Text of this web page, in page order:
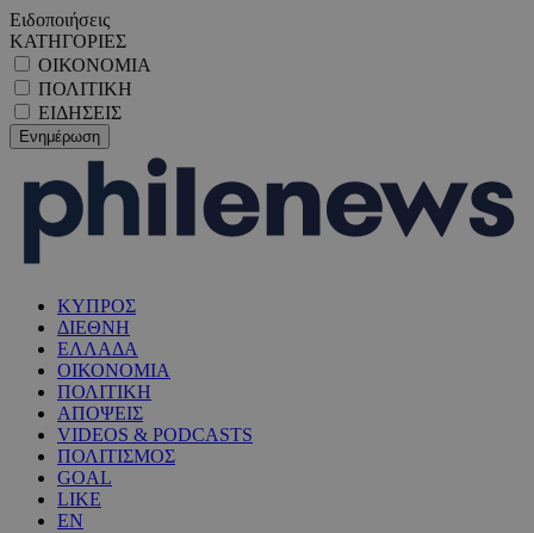
Ειδοποιήσεις
ΚΑΤΗΓΟΡΙΕΣ
ΟΙΚΟΝΟΜΙΑ
ΠΟΛΙΤΙΚΗ
ΕΙΔΗΣΕΙΣ
ΚΥΠΡΟΣ
ΔΙΕΘΝΗ
ΕΛΛΑΔΑ
ΟΙΚΟΝΟΜΙΑ
ΠΟΛΙΤΙΚΗ
ΑΠΟΨΕΙΣ
VIDEOS & PODCASTS
ΠΟΛΙΤΙΣΜΟΣ
GOAL
LIKE
EN